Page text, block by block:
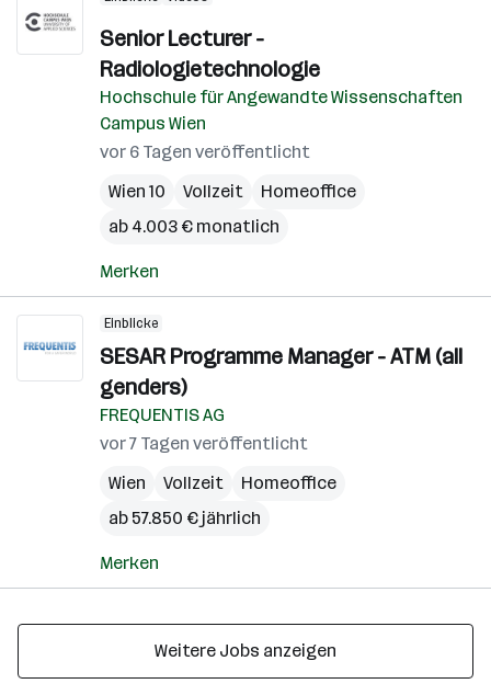
Senior Lecturer -
Radiologietechnologie
Hochschule für Angewandte Wissenschaften
Campus Wien
vor 6 Tagen veröffentlicht
Wien 10
Vollzeit
Homeoffice
ab 4.003 € monatlich
Merken
Einblicke
SESAR Programme Manager - ATM (all
genders)
FREQUENTIS AG
vor 7 Tagen veröffentlicht
Wien
Vollzeit
Homeoffice
ab 57.850 € jährlich
Merken
Weitere Jobs anzeigen